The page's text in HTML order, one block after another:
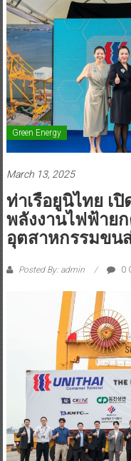
Green Energy
March 13, 2025
ท่าเรือยูนิไทย เ
พลังงานไฟฟ้าย
อุตสาหกรรมขน
Posted By: admin 0